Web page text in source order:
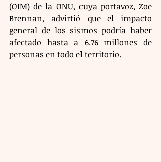
(OIM) de la ONU, cuya portavoz, Zoe
Brennan, advirtió que el impacto
general de los sismos podría haber
afectado hasta a 6.76 millones de
personas en todo el territorio.